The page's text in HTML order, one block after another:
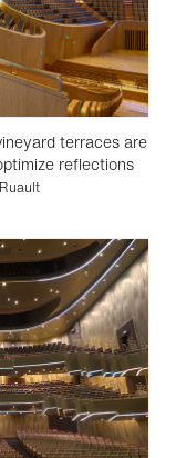
terraces are
reflections